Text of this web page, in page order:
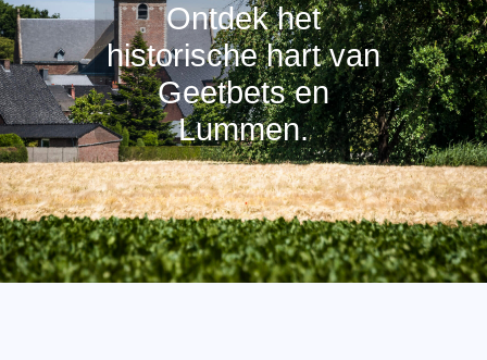
Ontdek het
historische hart van
Geetbets en
Lummen.